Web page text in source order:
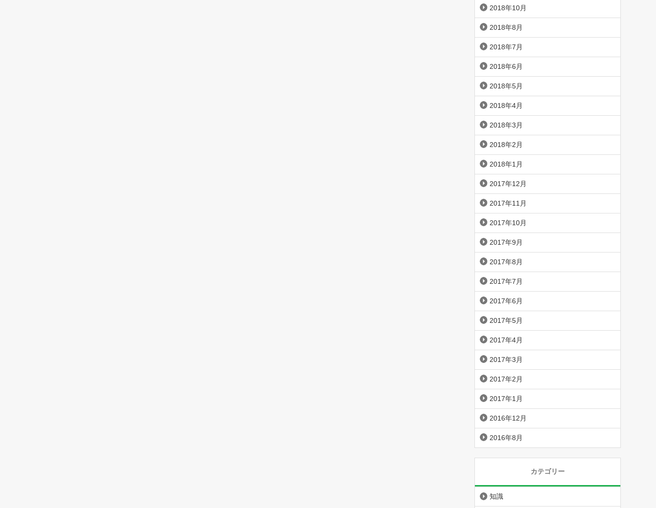
2018年10月
2018年8月
2018年7月
2018年6月
2018年5月
2018年4月
2018年3月
2018年2月
2018年1月
2017年12月
2017年11月
2017年10月
2017年9月
2017年8月
2017年7月
2017年6月
2017年5月
2017年4月
2017年3月
2017年2月
2017年1月
2016年12月
2016年8月
カテゴリー
知識